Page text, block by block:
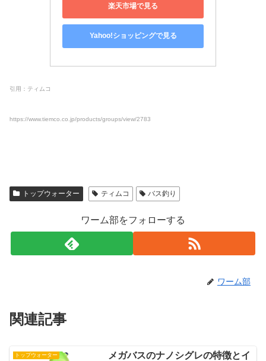
楽天市場で見る
Yahoo!ショッピングで見る
引用：ティムコ
https://www.tiemco.co.jp/products/groups/view/2783
トップウォーター ティムコ バス釣り
ワーム部をフォローする
ワーム部
関連記事
トップウォーター
メガバスのナノシグレの特徴とイ